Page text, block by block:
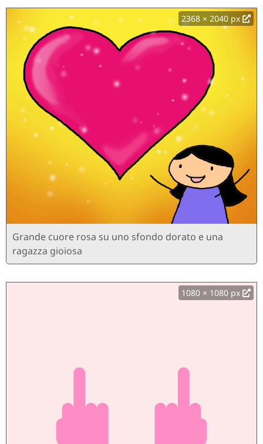
2368 × 2040 px
Grande cuore rosa su uno sfondo dorato e una
ragazza gioiosa
1080 × 1080 px